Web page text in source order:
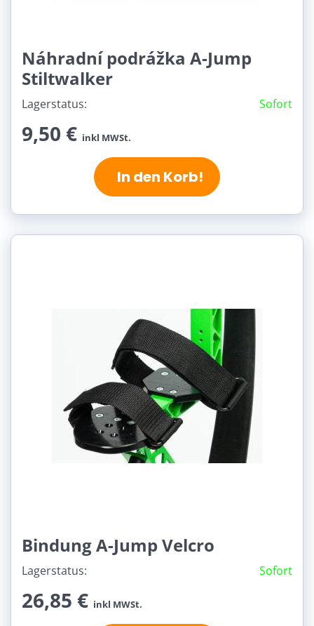
Náhradní podrážka A-Jump
Stiltwalker
Lagerstatus: Sofort
9,50 € inkl MWSt.
In den Korb!
Bindung A-Jump Velcro
Lagerstatus: Sofort
26,85 € inkl MWSt.